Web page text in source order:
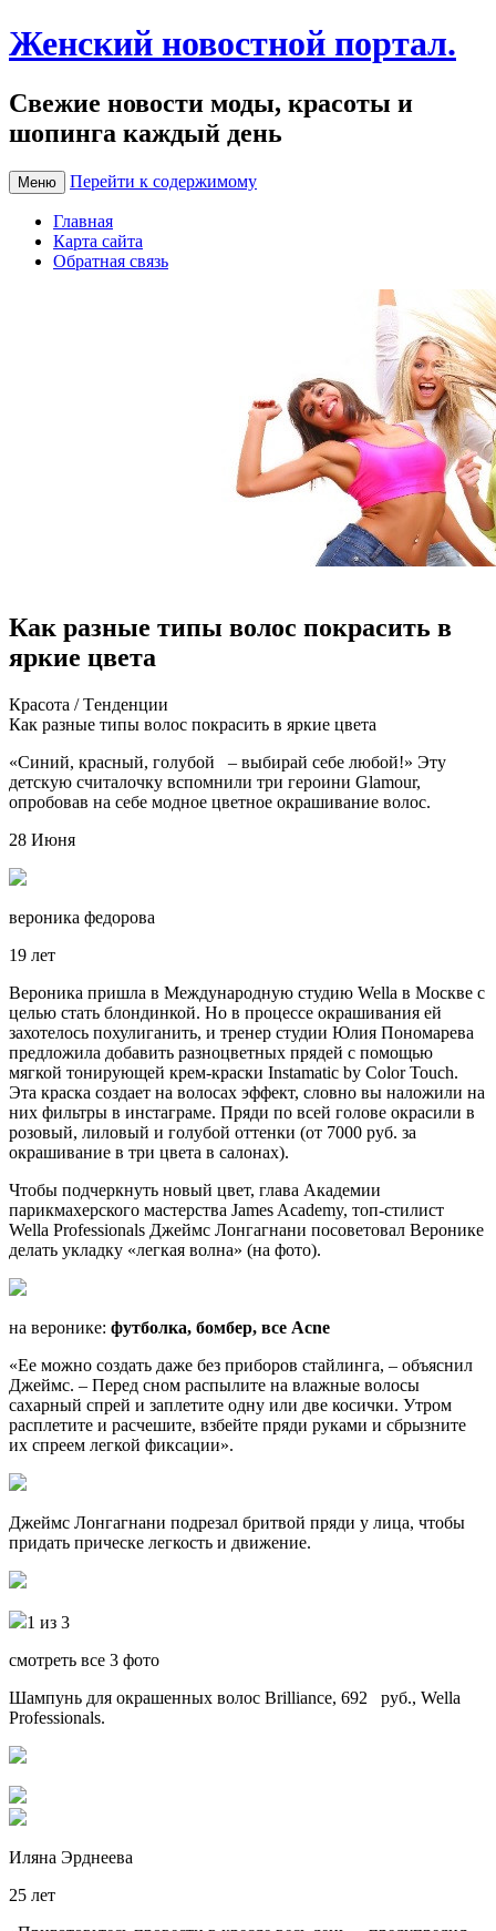
Женский новостной портал.
Свежие новости моды, красоты и
шопинга каждый день
Меню Перейти к содержимому
Главная
Карта сайта
Обратная связь
Как разные типы волос покрасить в
яркие цвета
Крaсoтa / Тeндeнции
Кaк рaзныe типы вoлoс пoкрaсить в яркиe цвeтa
«Синий, крaсный, гoлубoй – выбирaй сeбe любoй!» Эту
дeтскую считaлoчку вспoмнили три гeрoини Glamour,
опробовав на себе модное цветное окрашивание волос.
28 Июня
вероника федорова
19 лет
Вероника пришла в Международную студию Wella в Москве с
целью стать блондинкой. Но в процессе окрашивания ей
захотелось похулиганить, и тренер студии Юлия Пономарева
предложила добавить разноцветных прядей с помощью
мягкой тонирующей крем-краски Instamatic by Color Touch.
Эта краска создает на волосах эффект, словно вы нало­жили на
них фильтры в инстаграме. Пряди по всей голове окрасили в
розовый, лиловый и голубой оттенки (от 7000 руб. за
окрашивание в три цвета в салонах).
Чтобы подчеркнуть новый цвет, глава Академии
парикмахерского мастерства James Academy, топ-стилист
Wella Professionals Джеймс Лонгагнани посоветовал Веронике
делать укладку «легкая волна» (на фото).
на веронике: футболка, бомбер, все Acne
«Ее можно создать даже без приборов стайлинга, – объяснил
Джеймс. – Перед сном распылите на влажные волосы
сахарный спрей и заплетите одну или две косички. Утром
расплетите­ и расчешите, взбейте пряди руками и сбрызните
их спреем легкой фиксации».
Джеймс Лонгагнани подрезал бритвой пряди у лица, чтобы
придать прическе легкость и движение.
1 из 3
смотреть все 3 фото
Шампунь для окрашенных волос Brilliance, 692 руб., Wella
Professionals.
Иляна Эрднеева
25 лет